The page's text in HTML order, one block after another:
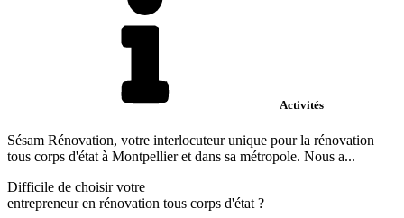
Activités
Sésam Rénovation, votre interlocuteur unique pour la rénovation
tous corps d'état à Montpellier et dans sa métropole. Nous a...
Difficile de choisir votre
entrepreneur en rénovation tous corps d'état ?